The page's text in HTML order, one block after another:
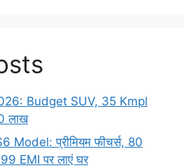
Budget SUV, 35 Kmpl
लाख
Model: प्रीमियम फीचर्स, 80
EMI पर लाएं घर